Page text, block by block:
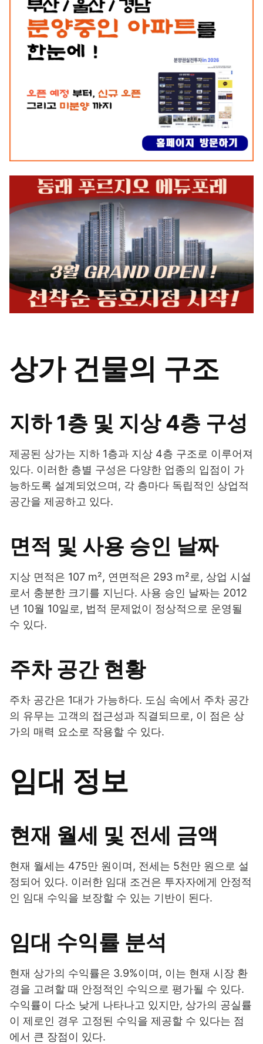
상가 건물의 구조
지하 1층 및 지상 4층 구성
제공된 상가는 지하 1층과 지상 4층 구조로 이루어져
있다. 이러한 층별 구성은 다양한 업종의 입점이 가
능하도록 설계되었으며, 각 층마다 독립적인 상업적
공간을 제공하고 있다.
면적 및 사용 승인 날짜
지상 면적은 107 m², 연면적은 293 m²로, 상업 시설
로서 충분한 크기를 지닌다. 사용 승인 날짜는 2012
년 10월 10일로, 법적 문제없이 정상적으로 운영될
수 있다.
주차 공간 현황
주차 공간은 1대가 가능하다. 도심 속에서 주차 공간
의 유무는 고객의 접근성과 직결되므로, 이 점은 상
가의 매력 요소로 작용할 수 있다.
임대 정보
현재 월세 및 전세 금액
현재 월세는 475만 원이며, 전세는 5천만 원으로 설
정되어 있다. 이러한 임대 조건은 투자자에게 안정적
인 임대 수익을 보장할 수 있는 기반이 된다.
임대 수익률 분석
현재 상가의 수익률은 3.9%이며, 이는 현재 시장 환
경을 고려할 때 안정적인 수익으로 평가될 수 있다.
수익률이 다소 낮게 나타나고 있지만, 상가의 공실률
이 제로인 경우 고정된 수익을 제공할 수 있다는 점
에서 큰 장점이 있다.